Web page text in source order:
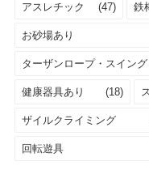
アスレチック (47) 鉄
お砂場あり
ターザンロープ・スイン
健康器具あり (18)
ザイルクライミング
回転遊具